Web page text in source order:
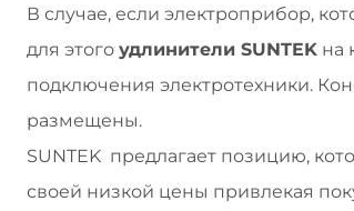
В случае, если электроприбор,
для этого удлинители SUNTEK на
подключения электротехники.
размещены.
SUNTEK предлагает позицию,
своей низкой цены привлекая